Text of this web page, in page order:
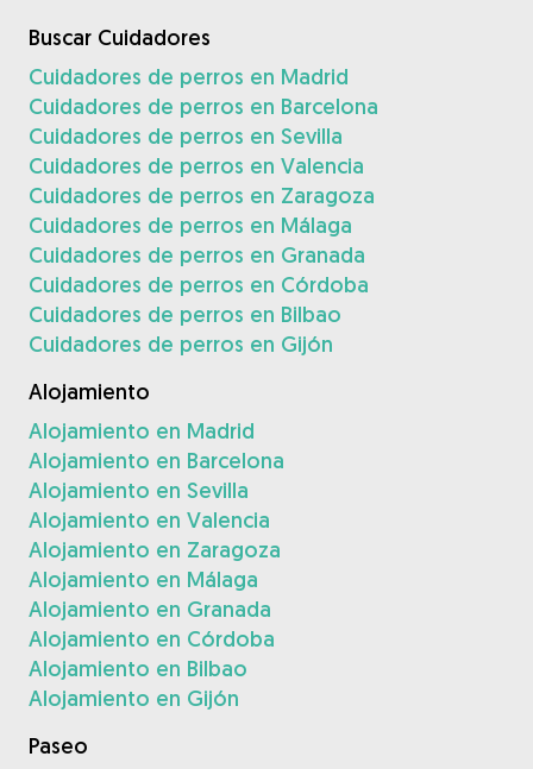
Buscar Cuidadores
Cuidadores de perros en Madrid
Cuidadores de perros en Barcelona
Cuidadores de perros en Sevilla
Cuidadores de perros en Valencia
Cuidadores de perros en Zaragoza
Cuidadores de perros en Málaga
Cuidadores de perros en Granada
Cuidadores de perros en Córdoba
Cuidadores de perros en Bilbao
Cuidadores de perros en Gijón
Alojamiento
Alojamiento en Madrid
Alojamiento en Barcelona
Alojamiento en Sevilla
Alojamiento en Valencia
Alojamiento en Zaragoza
Alojamiento en Málaga
Alojamiento en Granada
Alojamiento en Córdoba
Alojamiento en Bilbao
Alojamiento en Gijón
Paseo